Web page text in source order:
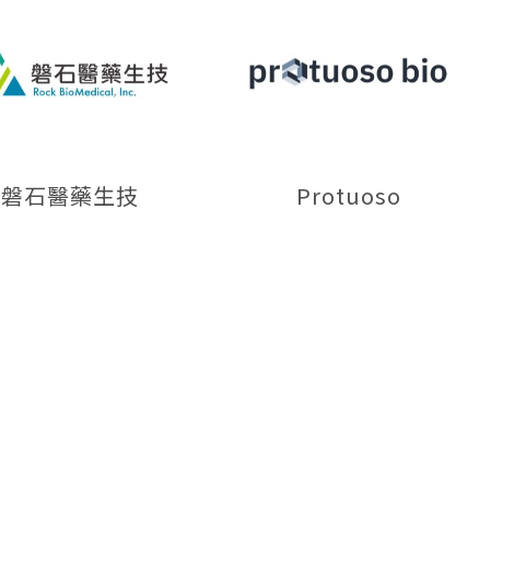
磐石醫藥生技 Protuoso